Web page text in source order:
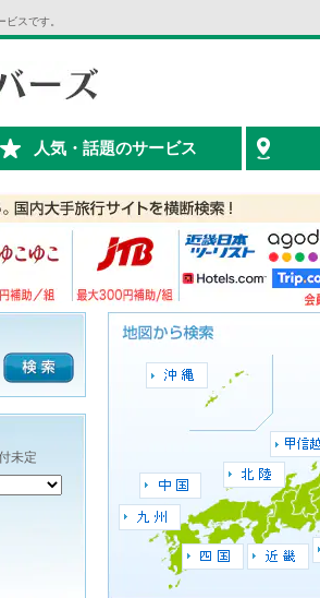
ビスです。
人気・話題のサービス
未定